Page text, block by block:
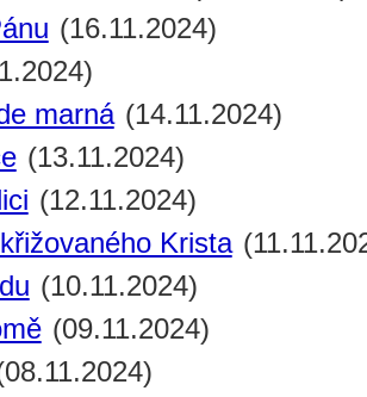
(16.11.2024)
marná (14.11.2024)
(13.11.2024)
(12.11.2024)
Krista
(10.11.2024)
(09.11.2024)